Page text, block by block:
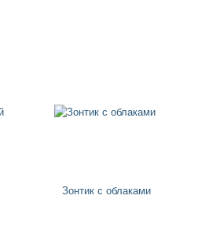
+
Зонтик с облаками